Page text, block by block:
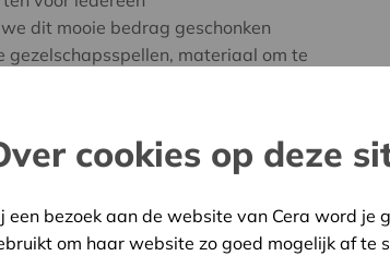
dit mooie bedrag geschonken
gezelschapsspellen, materiaal om te
muziek box Onze Roodkapjes,
activiteiten en op kamp al volop
Datum: 09/10/2023
cookies op deze
een bezoek aan de website van Cera word je
om haar website zo goed mogelijk af te